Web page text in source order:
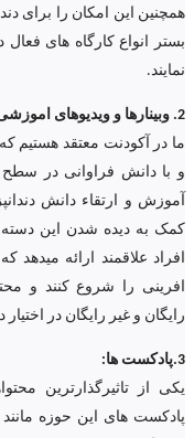
همچنین این امکان را برای
بستر انواع کارگاه های
نمایند.
2. وبینارها و ویدیوهای اموزشی
ما در آکودنت معتقد هستیم
و با دانش فراوانی در سطح
آموزش و ارتقاء دانش
کمک به دیده شدن این دسته
افراد علاقمند ارائه میدهد
افرینی را شروع کنند و
رایگان و غیر رایگان در
3.پادکست ها:
یکی از تاثیرگذارترین
پادکست های این حوزه